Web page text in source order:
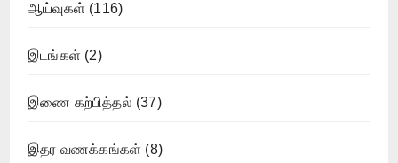
ஆய்வுகள் (116)
இடங்கள் (2)
இணை கற்பித்தல் (37)
இதர வணக்கங்கள் (8)